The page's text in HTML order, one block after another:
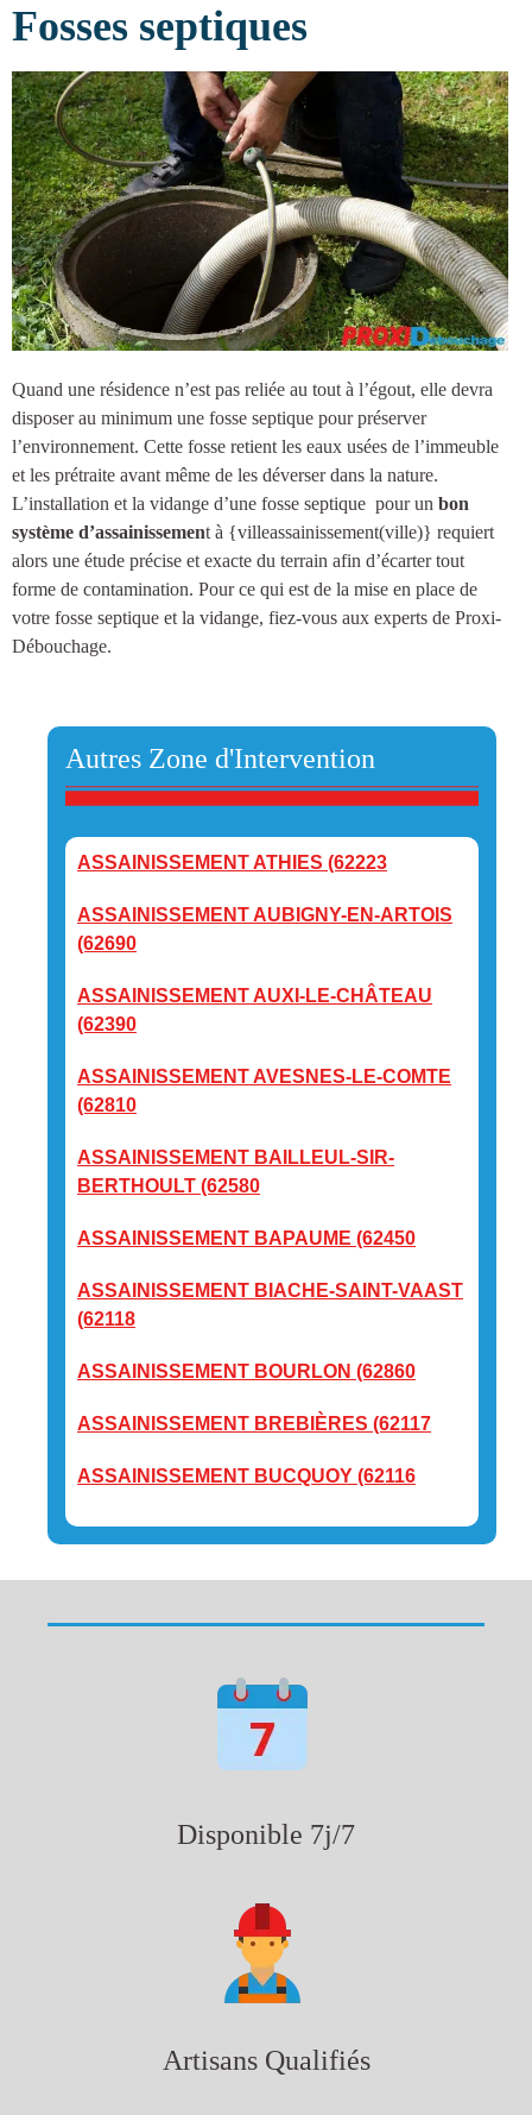
Fosses septiques
Quand une résidence n’est pas reliée au tout à l’égout, elle devra
disposer au minimum une fosse septique pour préserver
l’environnement. Cette fosse retient les eaux usées de l’immeuble
et les prétraite avant même de les déverser dans la nature.
L’installation et la vidange d’une fosse septique pour un bon
système d’assainissement à {villeassainissement(ville)} requiert
alors une étude précise et exacte du terrain afin d’écarter tout
forme de contamination. Pour ce qui est de la mise en place de
votre fosse septique et la vidange, fiez-vous aux experts de Proxi-
Débouchage.
Autres Zone d'Intervention
ASSAINISSEMENT ATHIES (62223
ASSAINISSEMENT AUBIGNY-EN-ARTOIS
(62690
ASSAINISSEMENT AUXI-LE-CHÂTEAU
(62390
ASSAINISSEMENT AVESNES-LE-COMTE
(62810
ASSAINISSEMENT BAILLEUL-SIR-
BERTHOULT (62580
ASSAINISSEMENT BAPAUME (62450
ASSAINISSEMENT BIACHE-SAINT-VAAST
(62118
ASSAINISSEMENT BOURLON (62860
ASSAINISSEMENT BREBIÈRES (62117
ASSAINISSEMENT BUCQUOY (62116
Disponible 7j/7
Artisans Qualifiés